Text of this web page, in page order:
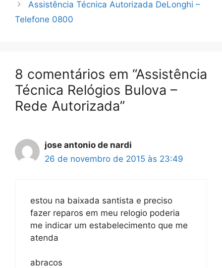
Assistência Técnica Autorizada DeLonghi –
Telefone 0800
8 comentários em “Assistência
Técnica Relógios Bulova –
Rede Autorizada”
jose antonio de nardi
26 de novembro de 2015 às 23:49
estou na baixada santista e preciso
fazer reparos em meu relogio poderia
me indicar um estabelecimento que me
atenda
abracos